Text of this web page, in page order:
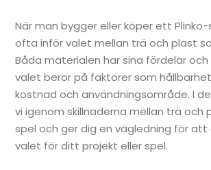
När man bygger eller köper ett
ofta inför valet mellan trä och plast
Båda materialen har sina fördelar och
valet beror på faktorer som
kostnad och användningsområde. I
vi igenom skillnaderna mellan trä och
spel och ger dig en vägledning för
valet för ditt projekt eller spel.